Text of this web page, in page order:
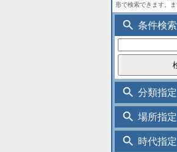
形で検索できます。
search 条件検索
search 分類指定
search 場所指定
search 時代指定